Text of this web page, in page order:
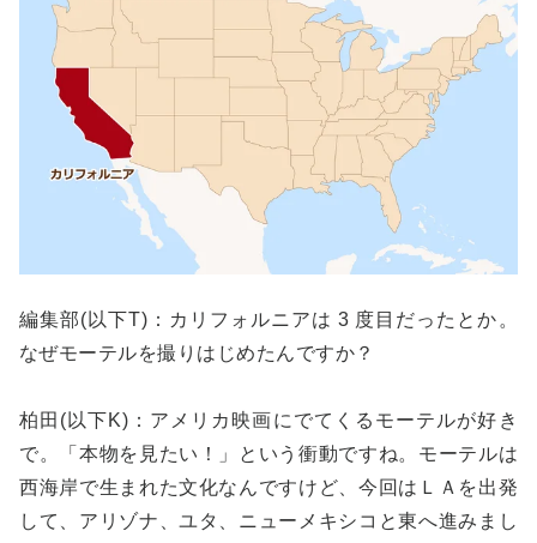
編集部(以下T)：カリフォルニアは 3 度目だったとか。
なぜモーテルを撮りはじめたんですか？
柏田(以下K)：アメリカ映画にでてくるモーテルが好き
で。「本物を見たい！」という衝動ですね。モーテルは
西海岸で生まれた文化なんですけど、今回はＬＡを出発
して、アリゾナ、ユタ、ニューメキシコと東へ進みまし